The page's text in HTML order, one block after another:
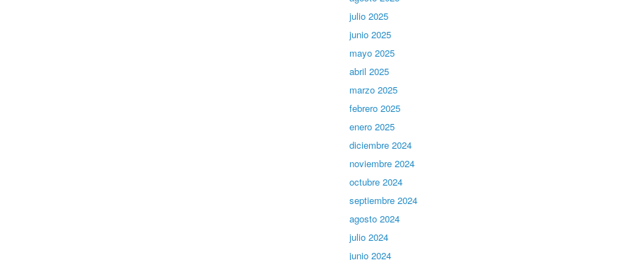
julio 2025
junio 2025
mayo 2025
abril 2025
marzo 2025
febrero 2025
enero 2025
diciembre 2024
noviembre 2024
octubre 2024
septiembre 2024
agosto 2024
julio 2024
junio 2024